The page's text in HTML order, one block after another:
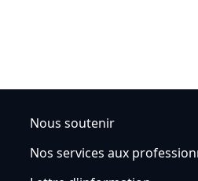
Nous soutenir
Nos services aux